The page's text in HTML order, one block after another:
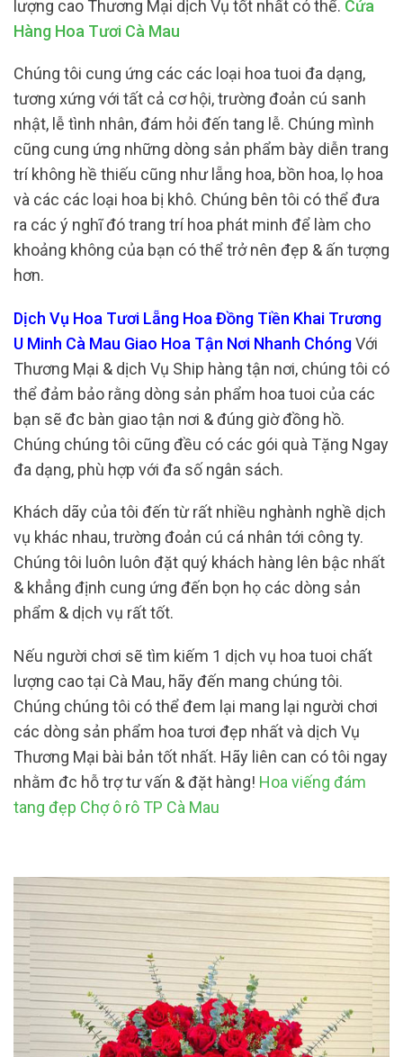
lượng cao Thương Mại dịch Vụ tốt nhất có thể. Cửa
Hàng Hoa Tươi Cà Mau
Chúng tôi cung ứng các các loại hoa tuoi đa dạng,
tương xứng với tất cả cơ hội, trường đoản cú sanh
nhật, lễ tình nhân, đám hỏi đến tang lễ. Chúng mình
cũng cung ứng những dòng sản phẩm bày diễn trang
trí không hề thiếu cũng như lẵng hoa, bồn hoa, lọ hoa
và các các loại hoa bị khô. Chúng bên tôi có thể đưa
ra các ý nghĩ đó trang trí hoa phát minh để làm cho
khoảng không của bạn có thể trở nên đẹp & ấn tượng
hơn.
Dịch Vụ Hoa Tươi Lẵng Hoa Đồng Tiền Khai Trương
U Minh Cà Mau Giao Hoa Tận Nơi Nhanh ChóngVới
Thương Mại & dịch Vụ Ship hàng tận nơi, chúng tôi có
thể đảm bảo rằng dòng sản phẩm hoa tuoi của các
bạn sẽ đc bàn giao tận nơi & đúng giờ đồng hồ.
Chúng chúng tôi cũng đều có các gói quà Tặng Ngay
đa dạng, phù hợp với đa số ngân sách.
Khách dãy của tôi đến từ rất nhiều nghành nghề dịch
vụ khác nhau, trường đoản cú cá nhân tới công ty.
Chúng tôi luôn luôn đặt quý khách hàng lên bậc nhất
& khẳng định cung ứng đến bọn họ các dòng sản
phẩm & dịch vụ rất tốt.
Nếu người chơi sẽ tìm kiếm 1 dịch vụ hoa tuoi chất
lượng cao tại Cà Mau, hãy đến mang chúng tôi.
Chúng chúng tôi có thể đem lại mang lại người chơi
các dòng sản phẩm hoa tươi đẹp nhất và dịch Vụ
Thương Mại bài bản tốt nhất. Hãy liên can có tôi ngay
nhằm đc hỗ trợ tư vấn & đặt hàng! Hoa viếng đám
tang đẹp Chợ ô rô TP Cà Mau